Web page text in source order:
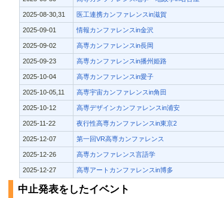
2025-08-30,31 医工連携カンファレンスin滋賀
2025-09-01 情報カンファレンスin金沢
2025-09-02 高専カンファレンスin長岡
2025-09-23 高専カンファレンスin播州姫路
2025-10-04 高専カンファレンスin愛子
2025-10-05,11 高専宇宙カンファレンスin角田
2025-10-12 高専デザインカンファレンスin浦安
2025-11-22 夜行性高専カンファレンスin東京2
2025-12-07 第一回VR高専カンファレンス
2025-12-26 高専カンファレンス言語学
2025-12-27 高専アートカンファレンスin博多
中止発表をしたイベント